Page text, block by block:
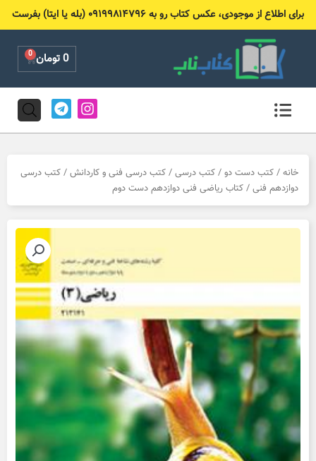
برای اطلاع از موجودی، عکس کتاب رو به ۰۹۱۹۹۸۱۴۷۹۶ (بله یا ایتا) بفرست
0تومان 0
Cart
I
n
s
g
a
T
e
l
r
m
خانه / کتب دست دو / کتب درسی / کتب درسی فنی و کاردانش / کتب درسی
دوازدهم فنی / کتاب ریاضی فنی دوازدهم دست دوم